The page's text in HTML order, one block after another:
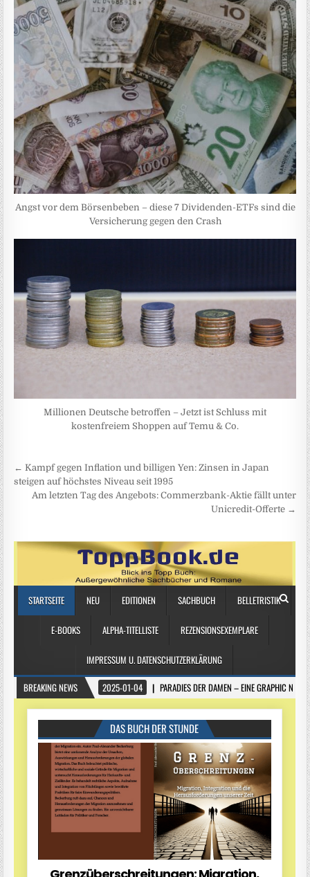
Angst vor dem Börsenbeben – diese 7 Dividenden-ETFs sind die
Versicherung gegen den Crash
Millionen Deutsche betroffen – Jetzt ist Schluss mit
kostenfreiem Shoppen auf Temu & Co.
Beitragsnavigation
← Kampf gegen Inflation und billigen Yen: Zinsen in Japan
steigen auf höchstes Niveau seit 1995
Am letzten Tag des Angebots: Commerzbank-Aktie fällt unter
Unicredit-Offerte →